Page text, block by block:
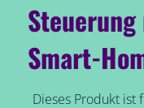
Smart-
Dieses Produkt ist